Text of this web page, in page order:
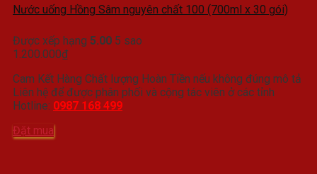
Nước uống Hồng Sâm nguyên chất 100 (700ml x 30 gói)
Được xếp hạng 5.00 5 sao
1.200.000₫
Cam Kết Hàng Chất lượng Hoàn Tiền nếu không đúng mô tả
Liên hệ để được phân phối và cộng tác viên ở các tỉnh
Hotline: 0987 168 499
Đặt mua